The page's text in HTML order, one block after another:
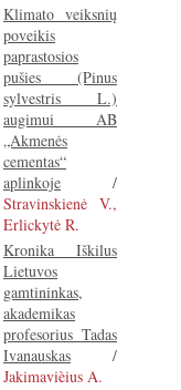
Klimato veiksnių
poveikis
paprastosios
pušies (Pinus
sylvestris L.)
augimui AB
„Akmenės
cementas“
aplinkoje /
Stravinskienė V.,
Erlickytė R.
Kronika Iškilus
Lietuvos
gamtininkas,
akademikas
profesorius Tadas
Ivanauskas /
Jakimavièius A.